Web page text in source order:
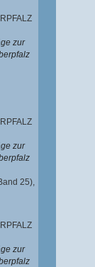
zur
zur
25),
zur